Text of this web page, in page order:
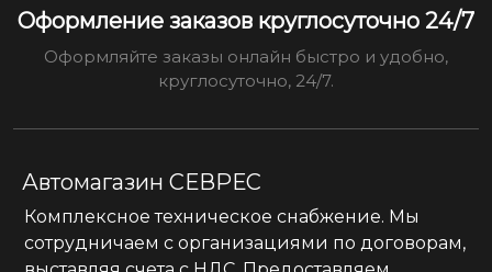
Оформление заказов круглосуточно 24/7
Оформляйте заказы онлайн быстро и удобно,
круглосуточно, 24/7.
Автомагазин СЕВРЕС
Комплексное техническое снабжение. Мы
сотрудничаем с организациями по договорам,